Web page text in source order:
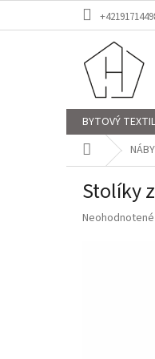
BYTOVÝ TEXTIL
Domov
Stolíky
Priemerné
Neohodnotené